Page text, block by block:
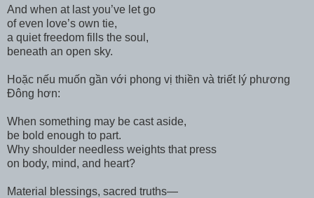
And when at last you’ve let go
of even love’s own tie,
a quiet freedom fills the soul,
beneath an open sky.
Hoặc nếu muốn gần với phong vị thiền và triết lý phương
Đông hơn:
When something may be cast aside,
be bold enough to part.
Why shoulder needless weights that press
on body, mind, and heart?
Material blessings, sacred truths—